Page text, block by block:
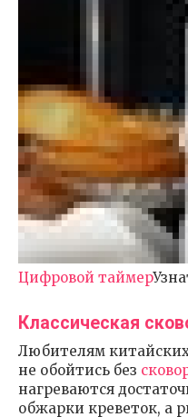
Цифровой таймер
Классическая
Любителям
не обойтись без
нагреваются
обжарки креветок, а